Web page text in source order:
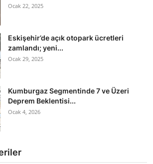
Ocak 22, 2025
Eskişehir’de açık otopark ücretleri
zamlandı; yeni...
Ocak 29, 2025
Kumburgaz Segmentinde 7 ve Üzeri
Deprem Beklentisi...
Ocak 4, 2026